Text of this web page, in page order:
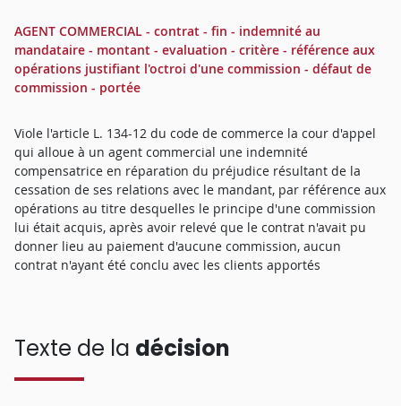
AGENT COMMERCIAL - contrat - fin - indemnité au
mandataire - montant - evaluation - critère - référence aux
opérations justifiant l'octroi d'une commission - défaut de
commission - portée
Viole l'article L. 134-12 du code de commerce la cour d'appel
qui alloue à un agent commercial une indemnité
compensatrice en réparation du préjudice résultant de la
cessation de ses relations avec le mandant, par référence aux
opérations au titre desquelles le principe d'une commission
lui était acquis, après avoir relevé que le contrat n'avait pu
donner lieu au paiement d'aucune commission, aucun
contrat n'ayant été conclu avec les clients apportés
Texte de la décision